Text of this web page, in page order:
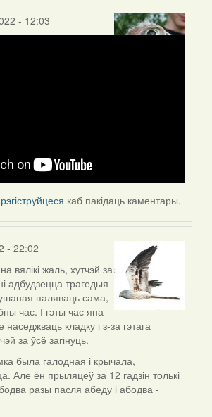
- 12:03
каб пакідаць каментары.
- 22:02
вялікі жаль, хутчэй за
адбудзецца трагедыя
паляваць сама,
час. І гэты час яна
кладку і з-за гэтага
за ўсё загінуць.
была галодная і крычала,
Але ён прыляцеў за 12 гадзін толькі
разы пасля абеду і абодва -